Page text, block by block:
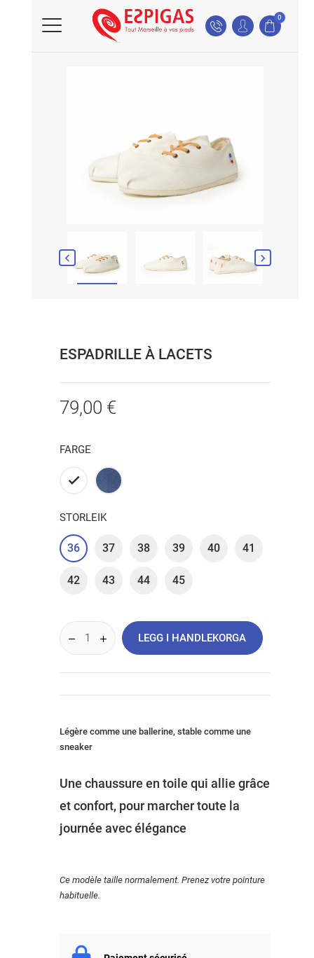
0
 
ESPADRILLE À LACETS
79,00 €
FARGE
Bleu
STORLEIK
36 37 38 39 40 41
42 43 44 45
LEGG I HANDLEKORGA
Légère comme une ballerine, stable comme une
sneaker
Une chaussure en toile qui allie grâce
et confort, pour marcher toute la
journée avec élégance
Ce modèle taille normalement. Prenez votre pointure
habituelle.